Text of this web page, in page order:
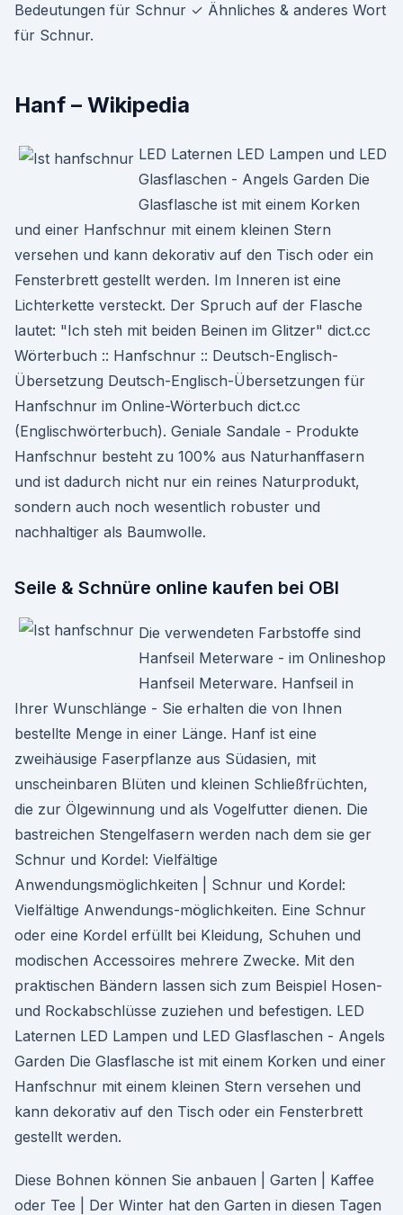
Bedeutungen für Schnur ✓ Ähnliches & anderes Wort
für Schnur.
Hanf – Wikipedia
LED Laternen LED Lampen und LED
Glasflaschen - Angels Garden Die
Glasflasche ist mit einem Korken
und einer Hanfschnur mit einem kleinen Stern
versehen und kann dekorativ auf den Tisch oder ein
Fensterbrett gestellt werden. Im Inneren ist eine
Lichterkette versteckt. Der Spruch auf der Flasche
lautet: "Ich steh mit beiden Beinen im Glitzer" dict.cc
Wörterbuch :: Hanfschnur :: Deutsch-Englisch-
Übersetzung Deutsch-Englisch-Übersetzungen für
Hanfschnur im Online-Wörterbuch dict.cc
(Englischwörterbuch). Geniale Sandale - Produkte
Hanfschnur besteht zu 100% aus Naturhanffasern
und ist dadurch nicht nur ein reines Naturprodukt,
sondern auch noch wesentlich robuster und
nachhaltiger als Baumwolle.
Seile & Schnüre online kaufen bei OBI
Die verwendeten Farbstoffe sind
Hanfseil Meterware - im Onlineshop
Hanfseil Meterware. Hanfseil in
Ihrer Wunschlänge - Sie erhalten die von Ihnen
bestellte Menge in einer Länge. Hanf ist eine
zweihäusige Faserpflanze aus Südasien, mit
unscheinbaren Blüten und kleinen Schließfrüchten,
die zur Ölgewinnung und als Vogelfutter dienen. Die
bastreichen Stengelfasern werden nach dem sie ger
Schnur und Kordel: Vielfältige
Anwendungsmöglichkeiten | Schnur und Kordel:
Vielfältige Anwendungs-möglichkeiten. Eine Schnur
oder eine Kordel erfüllt bei Kleidung, Schuhen und
modischen Accessoires mehrere Zwecke. Mit den
praktischen Bändern lassen sich zum Beispiel Hosen-
und Rockabschlüsse zuziehen und befestigen. LED
Laternen LED Lampen und LED Glasflaschen - Angels
Garden Die Glasflasche ist mit einem Korken und einer
Hanfschnur mit einem kleinen Stern versehen und
kann dekorativ auf den Tisch oder ein Fensterbrett
gestellt werden.
Diese Bohnen können Sie anbauen | Garten | Kaffee
oder Tee | Der Winter hat den Garten in diesen Tagen